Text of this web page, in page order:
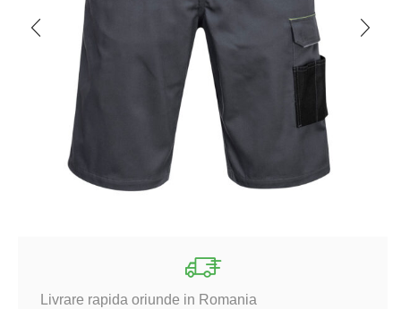
Livrare rapida oriunde in Romania